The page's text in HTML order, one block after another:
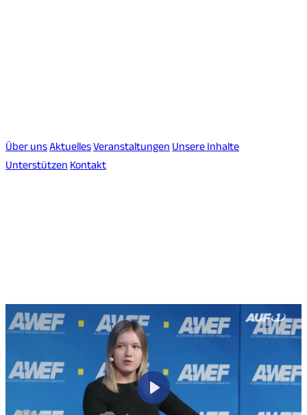
Über unsAktuellesVeranstaltungenUnsere Inhalte
UnterstützenKontakt